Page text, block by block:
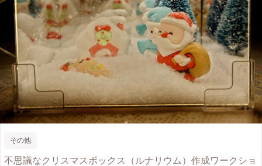
その他
不思議なクリスマスボックス（ルナリウム）作成ワークショ